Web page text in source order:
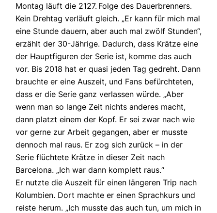
Montag läuft die 2127. Folge des Dauerbrenners.
Kein Drehtag verläuft gleich. „Er kann für mich mal
eine Stunde dauern, aber auch mal zwölf Stunden“,
erzählt der 30-Jährige. Dadurch, dass Krätze eine
der Hauptfiguren der Serie ist, komme das auch
vor. Bis 2018 hat er quasi jeden Tag gedreht. Dann
brauchte er eine Auszeit, und Fans befürchteten,
dass er die Serie ganz verlassen würde. „Aber
wenn man so lange Zeit nichts anderes macht,
dann platzt einem der Kopf. Er sei zwar nach wie
vor gerne zur Arbeit gegangen, aber er musste
dennoch mal raus. Er zog sich zurück – in der
Serie flüchtete Krätze in dieser Zeit nach
Barcelona. „Ich war dann komplett raus.“
Er nutzte die Auszeit für einen längeren Trip nach
Kolumbien. Dort machte er einen Sprachkurs und
reiste herum. „Ich musste das auch tun, um mich in